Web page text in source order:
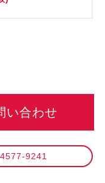
い合わせ
9241